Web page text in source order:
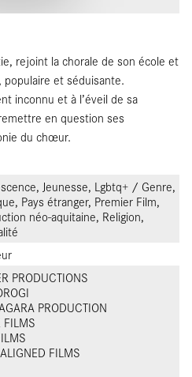
rejoint la chorale de son école et
populaire et séduisante.
inconnu et à l’éveil de sa
en question ses
du chœur.
Jeunesse, Lgbtq+ / Genre,
Pays étranger, Premier Film,
néo-aquitaine, Religion,
PRODUCTIONS
PRODUCTION
FILMS
FILMS